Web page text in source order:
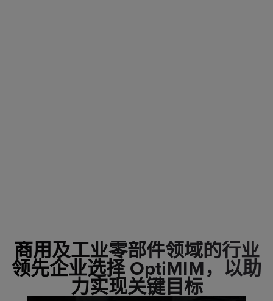
商用及工业零部件领域的行业
领先企业选择 OptiMIM，以助
力实现关键目标